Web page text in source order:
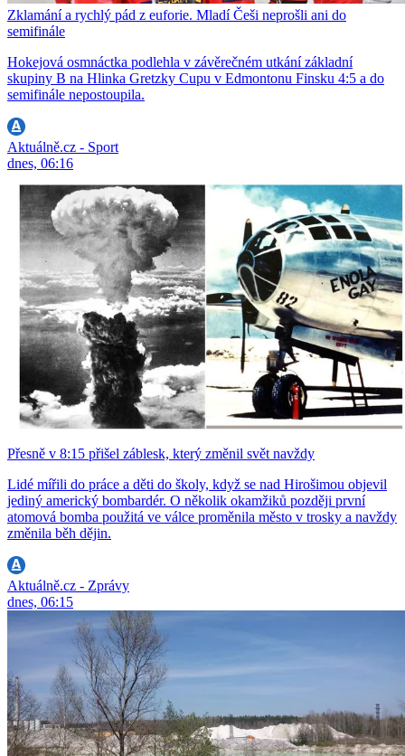
Zklamání a rychlý pád z euforie. Mladí Češi neprošli ani do
semifinále
Hokejová osmnáctka podlehla v závěrečném utkání základní
skupiny B na Hlinka Gretzky Cupu v Edmontonu Finsku 4:5 a do
semifinále nepostoupila.
Aktuálně.cz - Sport
dnes, 06:16
Přesně v 8:15 přišel záblesk, který změnil svět navždy
Lidé mířili do práce a děti do školy, když se nad Hirošimou objevil
jediný americký bombardér. O několik okamžiků později první
atomová bomba použitá ve válce proměnila město v trosky a navždy
změnila běh dějin.
Aktuálně.cz - Zprávy
dnes, 06:15